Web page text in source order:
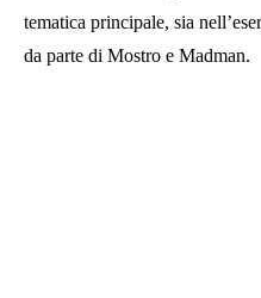
tematica principale, sia
da parte di Mostro e Madman.